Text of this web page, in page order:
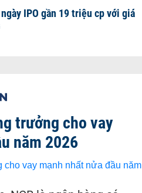
IPO gần 19 triệu cp với giá
trưởng cho vay
năm 2026